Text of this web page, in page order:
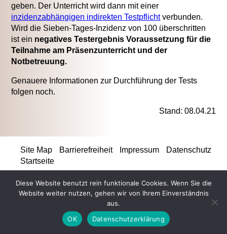
geben. Der Unterricht wird dann mit einer
inzidenzabhängigen indirekten Testpflichtverbunden.
Wird die Sieben-Tages-Inzidenz von 100 überschritten
ist ein negatives Testergebnis Voraussetzung für die
Teilnahme am Präsenzunterricht und der
Notbetreuung.
Genauere Informationen zur Durchführung der Tests
folgen noch.
Stand: 08.04.21
Site Map Barrierefreiheit Impressum
Datenschutz
Startseite
Diese Website benutzt rein funktionale Cookies. Wenn Sie die
Website weiter nutzen, gehen wir von Ihrem Einverständnis
aus.
OK
Datenschutzerklärung